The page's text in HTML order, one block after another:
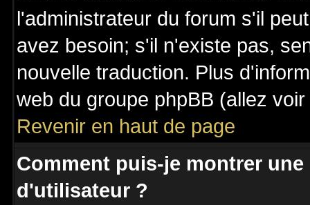
l'administrateur du forum s'il
avez besoin; s'il n'existe pas,
nouvelle traduction. Plus
web du groupe phpBB (allez
Revenir en haut de page
Comment puis-je montrer
d'utilisateur ?